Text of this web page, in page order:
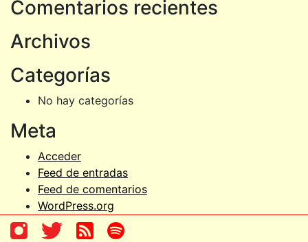
Comentarios recientes
Archivos
Categorías
No hay categorías
Meta
Acceder
Feed de entradas
Feed de comentarios
WordPress.org